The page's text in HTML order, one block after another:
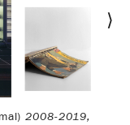
2008-2019,
⟩